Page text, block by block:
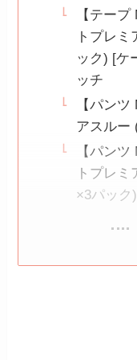
【テー
トプレ
ック) [ケ
ッチ
【パン
アスルー
【パン
トプレ
×3パック)